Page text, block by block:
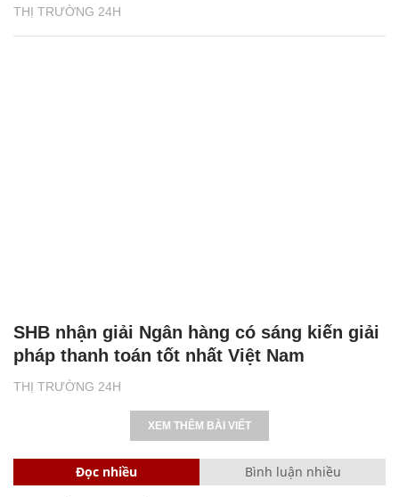
THỊ TRƯỜNG 24H
THỊ TRƯỜNG 24H
SHB nhận giải Ngân hàng có sáng kiến giải
pháp thanh toán tốt nhất Việt Nam
XEM THÊM BÀI VIẾT
Đọc nhiều Bình luận nhiều